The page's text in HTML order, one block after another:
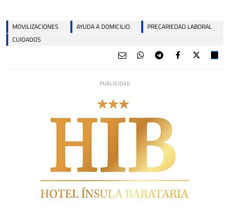
MOVILIZACIONES AYUDA A DOMICILIO
PRECARIEDAD LABORAL
CUIDADOS